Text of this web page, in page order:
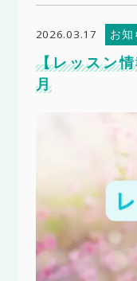
2026.03.17 お知
【レッスン
月